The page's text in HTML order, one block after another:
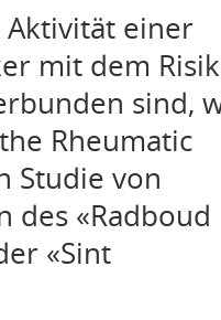
einer
mit dem
sind,
Rheumatic
Studie von
des «Radboud
«Sint